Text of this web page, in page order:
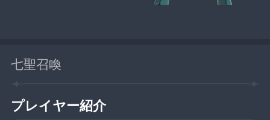
七聖召喚
プレイヤー紹介